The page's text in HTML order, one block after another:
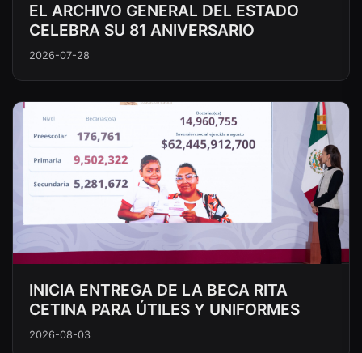
EL ARCHIVO GENERAL DEL ESTADO
CELEBRA SU 81 ANIVERSARIO
2026-07-28
INICIA ENTREGA DE LA BECA RITA
CETINA PARA ÚTILES Y UNIFORMES
2026-08-03